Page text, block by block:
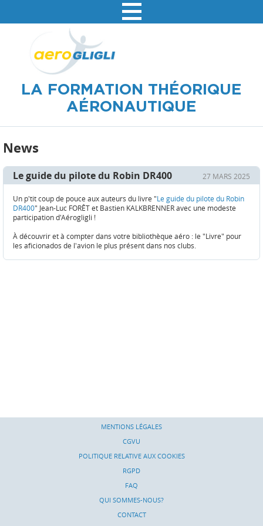
LA FORMATION THÉORIQUE
AÉRONAUTIQUE
LA VISITE GUIDÉE
News
27 MARS 2025
Le guide du pilote du Robin DR400
Un p'tit coup de pouce aux auteurs du livre "Le guide du pilote du Robin
DR400" Jean-Luc FORÊT et Bastien KALKBRENNER avec une modeste
participation d'Aérogligli !
À découvrir et à compter dans votre bibliothèque aéro : le "Livre" pour
les aficionados de l'avion le plus présent dans nos clubs.
MENTIONS LÉGALES
CGVU
POLITIQUE RELATIVE AUX COOKIES
RGPD
FAQ
QUI SOMMES-NOUS?
CONTACT